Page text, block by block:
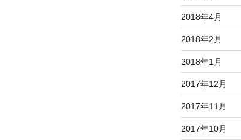
2018年4月
2018年2月
2018年1月
2017年12月
2017年11月
2017年10月